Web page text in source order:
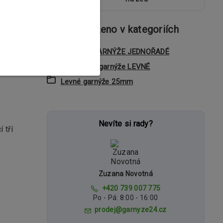
si
také
tří
Zboží zařazeno v kategoriích
KOVOVÉ GARNÝŽE JEDNOŘADÉ
Jednořadé garnýže LEVNÉ
Levné garnýže 25mm
Nevíte si rady?
Zuzana Novotná
+420 739 007 775
Po - Pá: 8:00 - 16:00
prodej@garnyze24.cz